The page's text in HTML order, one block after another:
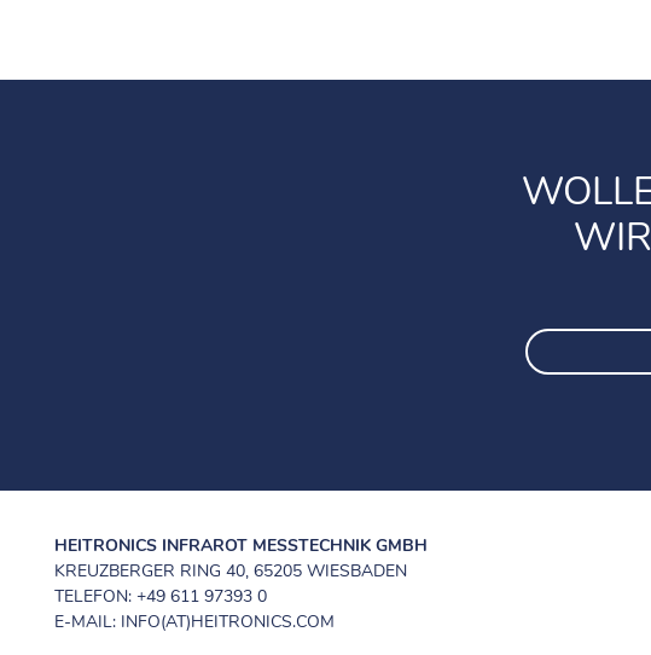
HEITRONICS INFRAROT MESSTECHNIK GMBH
KREUZBERGER RING 40, 65205 WIESBADEN
TELEFON: +49 611 97393 0
E-MAIL: INFO(AT)HEITRONICS.COM